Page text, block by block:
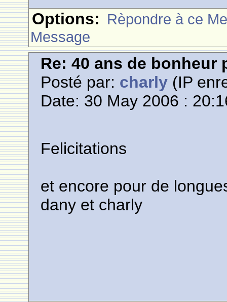
Options: Rèpondre à ce
Message
Re: 40 ans de bonheur
Posté par: charly (IP
Date: 30 May 2006 :
Felicitations
et encore pour de
dany et charly